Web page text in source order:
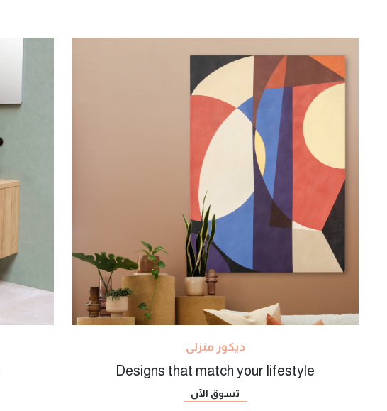
ديكور منزلى
Designs that match your lifestyle
تسوق الآن